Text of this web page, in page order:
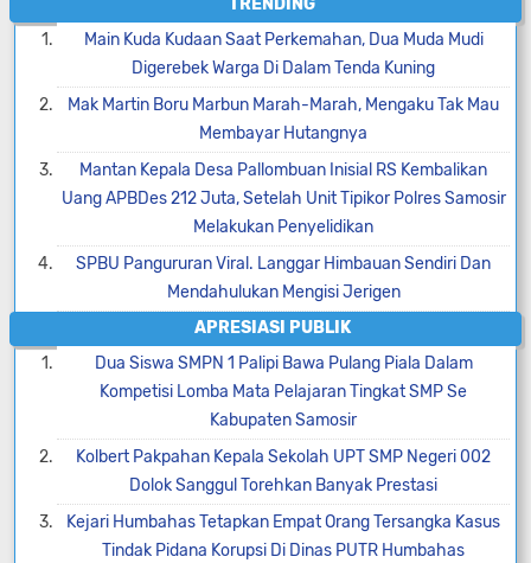
Main Kuda Kudaan Saat Perkemahan, Dua Muda Mudi
Digerebek Warga Di Dalam Tenda Kuning
Mak Martin Boru Marbun Marah-Marah, Mengaku Tak Mau
Membayar Hutangnya
Mantan Kepala Desa Pallombuan Inisial RS Kembalikan
Uang APBDes 212 Juta, Setelah Unit Tipikor Polres Samosir
Melakukan Penyelidikan
SPBU Pangururan Viral. Langgar Himbauan Sendiri Dan
Mendahulukan Mengisi Jerigen
APRESIASI PUBLIK
Dua Siswa SMPN 1 Palipi Bawa Pulang Piala Dalam
Kompetisi Lomba Mata Pelajaran Tingkat SMP Se
Kabupaten Samosir
Kolbert Pakpahan Kepala Sekolah UPT SMP Negeri 002
Dolok Sanggul Torehkan Banyak Prestasi
Kejari Humbahas Tetapkan Empat Orang Tersangka Kasus
Tindak Pidana Korupsi Di Dinas PUTR Humbahas